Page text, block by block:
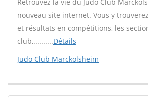
Retrouvez la vie du Judo Club
nouveau site internet. Vous y
et résultats en compétitions, les
club,..........Détails
Judo Club Marckolsheim